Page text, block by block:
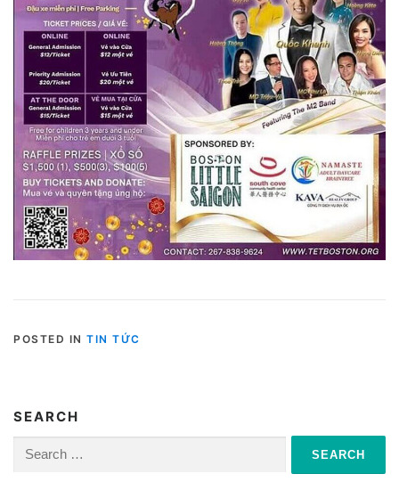
POSTED IN TIN TỨC
SEARCH
Search
for: